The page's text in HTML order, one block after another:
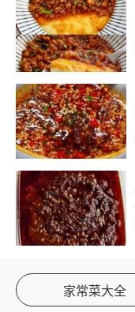
家常菜大全